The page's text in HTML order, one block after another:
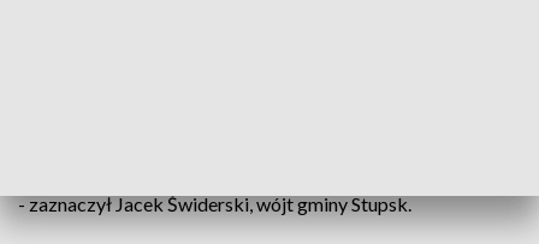
- zaznaczył Jacek Świderski, wójt gminy Stupsk.